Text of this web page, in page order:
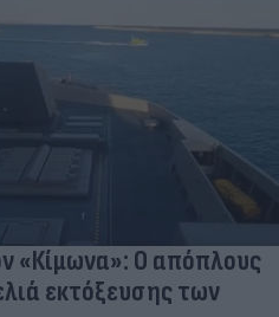
«Κίμωνα»: Ο απόπλους
εκτόξευσης των